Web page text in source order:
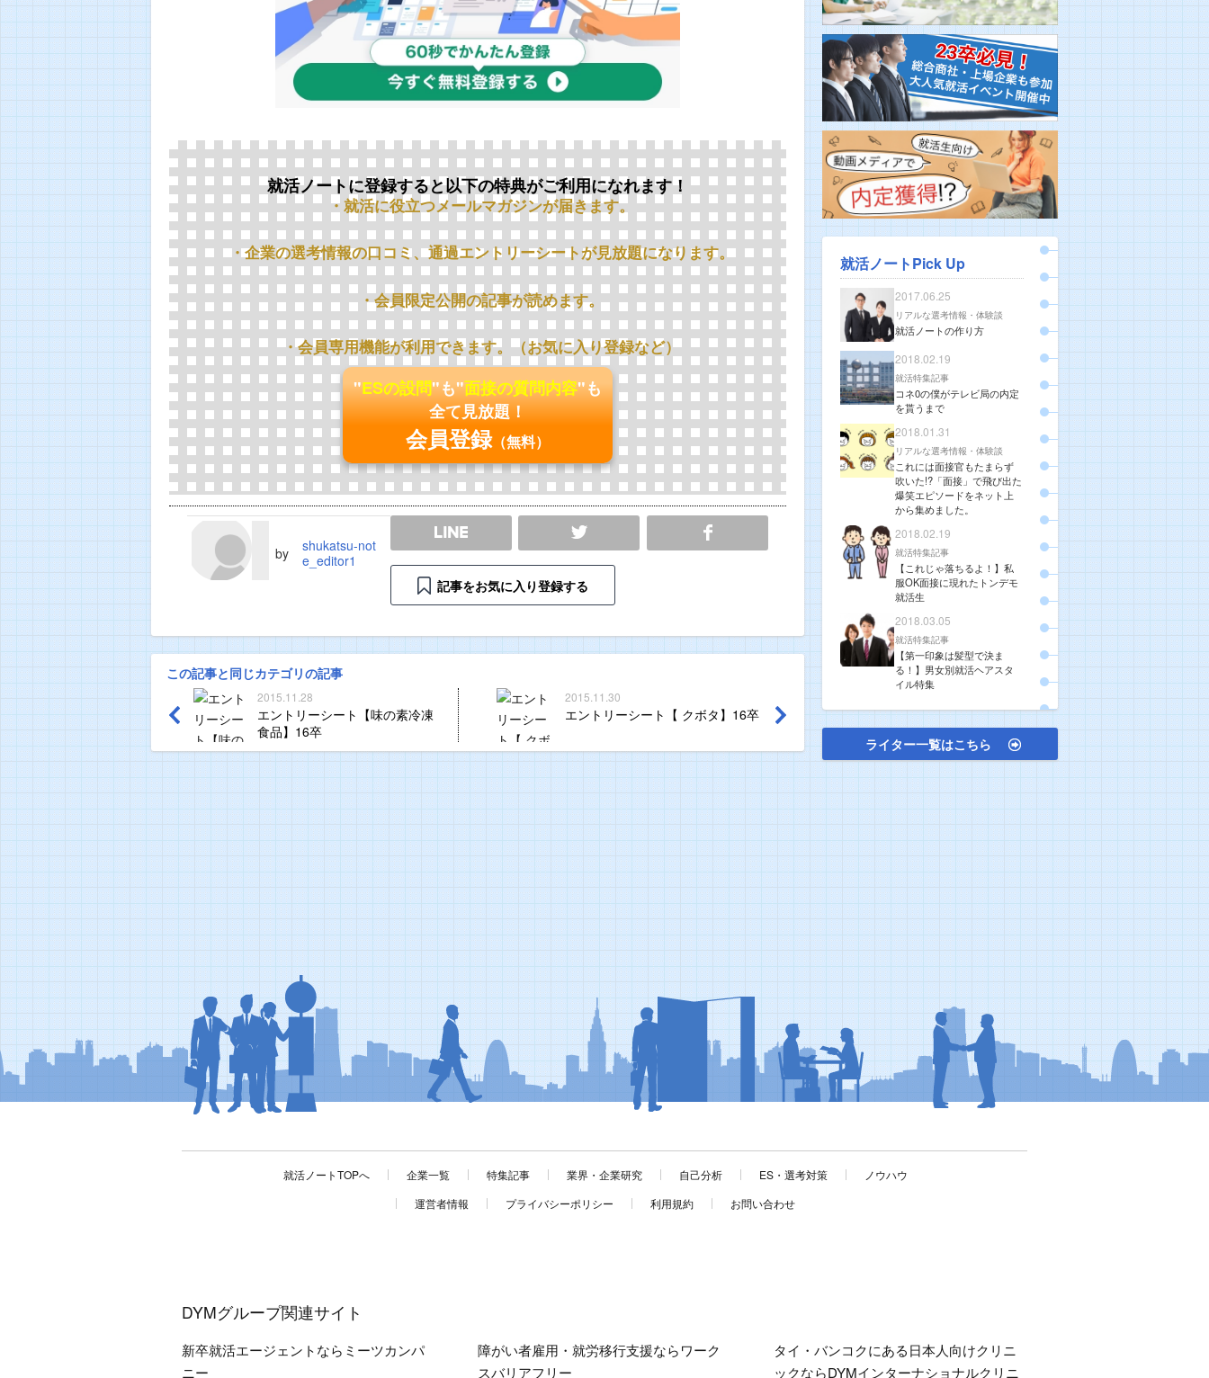
就活ノートに登録すると以下の特典がご利用になれます！
・就活に役立つメールマガジンが届きます。
・企業の選考情報の口コミ、通過エントリーシートが見放題になります。
・会員限定公開の記事が読めます。
・会員専用機能が利用できます。（お気に入り登録など）
"ESの設問"も"面接の質問内容"も
全て見放題！
会員登録（無料）
by
shukatsu-not
e_editor1
LINE SHARE
記事をお気に入り登録する
この記事と同じカテゴリの記事
2015.11.28
エントリーシート【味の素冷凍
食品】16卒
2015.11.30
エントリーシート【 クボタ】16卒
就活ノートPick Up
2017.06.25
リアルな選考情報・体験談
就活ノートの作り方
2018.02.19
就活特集記事
コネ0の僕がテレビ局の内定
を貰うまで
2018.01.31
リアルな選考情報・体験談
これには面接官もたまらず
吹いた!?「面接」で飛び出た
爆笑エピソードをネット上
から集めました。
2018.02.19
就活特集記事
【これじゃ落ちるよ！】私
服OK面接に現れたトンデモ
就活生
2018.03.05
就活特集記事
【第一印象は髪型で決ま
る！】男女別就活ヘアスタ
イル特集
ライター一覧はこちら
就活ノートTOPへ 企業一覧 特集記事 業界・企業研究 自己分析 ES・選考対策
ノウハウ
運営者情報
プライバシーポリシー 利用規約 お問い合わせ
DYMグループ関連サイト
新卒就活エージェントならミーツカンパ
ニー
障がい者雇用・就労移行支援ならワーク
スバリアフリー
タイ・バンコクにある日本人向けクリニ
ックならDYMインターナショナルクリニ